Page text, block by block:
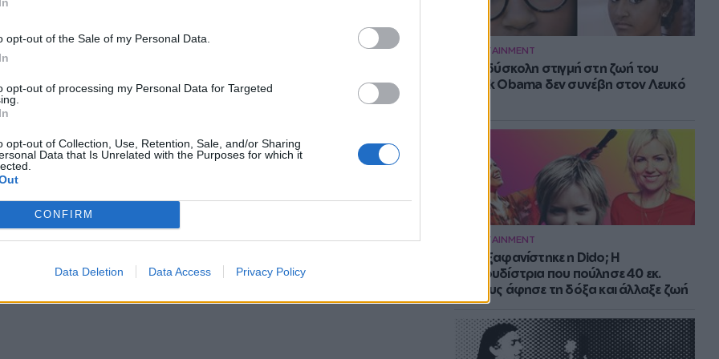
opt-out of the Sale of my Personal Data.
opt-out of processing my Personal Data for Targeted
opt-out of Collection, Use, Retention, Sale, and/or Sharing
Data that Is Unrelated with the Purposes for which it
CONFIRM
Data Deletion Data Access Privacy Policy
ENTERTAINMENT
Η πιο δύσκολη στιγμή στη ζωή του
Barack Obama δεν συνέβη στον Λευκό
ENTERTAINMENT
Πού εξαφανίστηκε η Dido; Η
τραγουδίστρια που πούλησε 40 εκ.
δίσκους άφησε τη δόξα και άλλαξε ζωή
από τον ίδιο φακό.